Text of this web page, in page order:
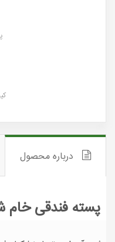
درباره محصول
پسته فندقی خام